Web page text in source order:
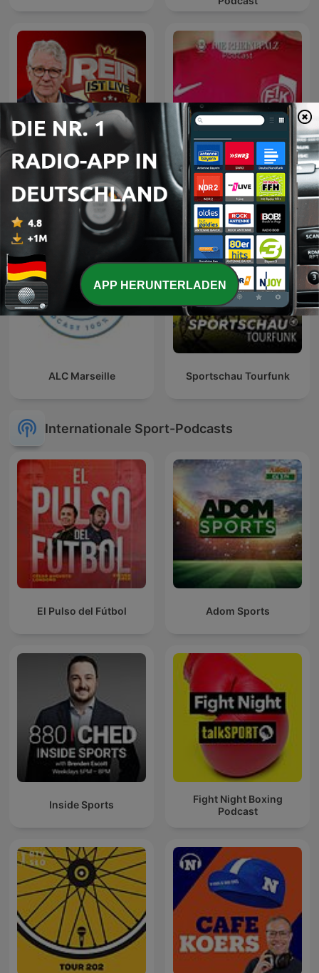
Reif ist live – Fußball Talk
von BILD
Lautre - Der FCK-Podcast
ALC Marseille Sportschau Tourfunk
Internationale Sport-Podcasts
El Pulso del Fútbol Adom Sports
Inside Sports
Fight Night Boxing
Podcast
APP HERUNTERLADEN